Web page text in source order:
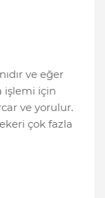
ve eğer
işlemi için
ve yorulur.
çok fazla